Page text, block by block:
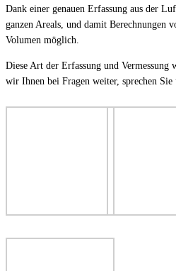
Dank einer genauen Erfassung aus der
ganzen Areals, und damit Berechnungen
Volumen möglich.
Diese Art der Erfassung und
wir Ihnen bei Fragen weiter, sprechen Sie